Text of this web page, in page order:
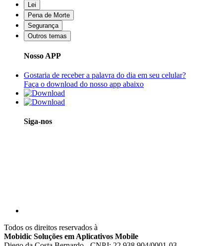
Lei
Pena de Morte
Segurança
Outros temas
Nosso APP
Gostaria de receber a palavra do dia em seu celular?
Faça o download do nosso app abaixo
Siga-nos
Todos os direitos reservados à
Mobidic Soluções em Aplicativos Mobile